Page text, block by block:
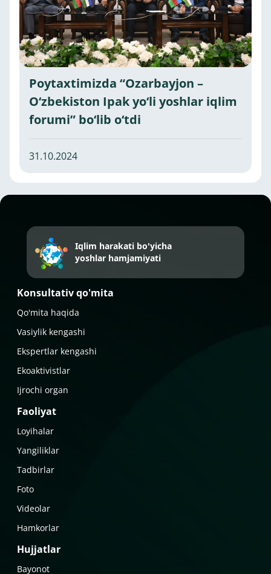
Poytaxtimizda “Ozarbayjon –
O‘zbekiston Ipak yo‘li yoshlar iqlim
forumi” bo‘lib o‘tdi
31.10.2024
Iqlim harakati bo'yicha
yoshlar hamjamiyati
Konsultativ qo'mita
Qo'mita haqida
Vasiylik kengashi
Ekspertlar kengashi
Ekoaktivistlar
Ijrochi organ
Faoliyat
Loyihalar
Yangiliklar
Tadbirlar
Foto
Videolar
Hamkorlar
Hujjatlar
Bayonot